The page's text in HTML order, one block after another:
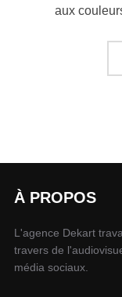
aux
À PROPOS
L'agence Dekart
travers de
média sociaux.